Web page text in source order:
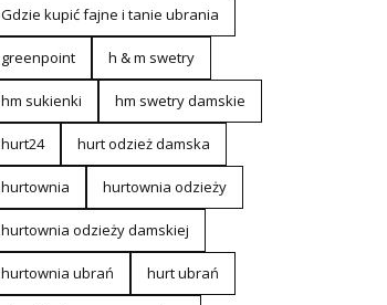
Gdzie kupić fajne i tanie ubrania
greenpoint h & m swetry
hm sukienki hm swetry damskie
hurt24 hurt odzież damska
hurtownia hurtownia odzieży
hurtownia odzieży damskiej
hurtownia ubrań hurt ubrań